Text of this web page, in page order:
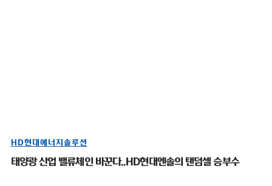
HD현대에너지솔루션
태양광 산업 밸류체인 바꾼다..HD현대엔솔의 탠덤셀 승부수